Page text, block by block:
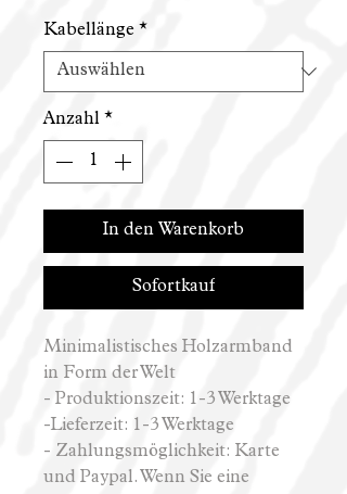
Kabellänge *
Anzahl *
In den Warenkorb
Sofortkauf
Minimalistisches Holzarmband
in Form der Welt
- Produktionszeit: 1-3 Werktage
-Lieferzeit: 1-3 Werktage
- Zahlungsmöglichkeit: Karte
und Paypal. Wenn Sie eine